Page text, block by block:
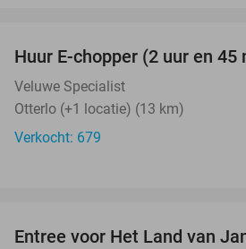
Huur E-chopper (2 uur en 45
Veluwe Specialist
Otterlo (+1 locatie) (13 km)
Verkocht: 679
Entree voor Het Land van